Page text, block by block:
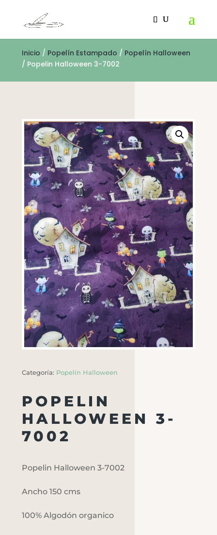
Inicio / Popelín Estampado / Popelín Halloween
/ Popelin Halloween 3-7002
Categoría: Popelín Halloween
POPELIN
HALLOWEEN 3-
7002
Popelin Halloween 3-7002
Ancho 150 cms
100% Algodón organico